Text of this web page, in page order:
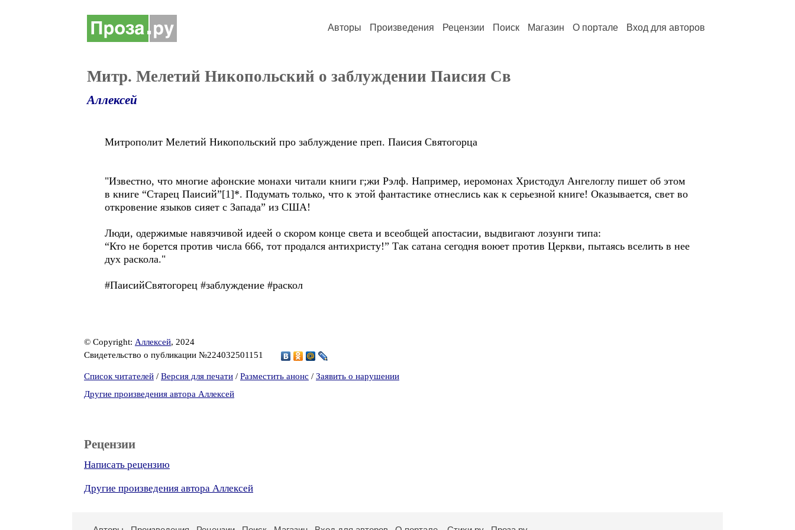
Авторы Произведения Рецензии Поиск Магазин О портале Вход для авторов
Митр. Мелетий Никопольский о заблуждении Паисия Св
Аллексей
Митрополит Мелетий Никопольский про заблуждение преп. Паисия Святогорца
"Известно, что многие афонские монахи читали книги г;жи Рэлф. Например, иеромонах Христодул Ангелоглу пишет об этом
в книге “Старец Паисий”[1]*. Подумать только, что к этой фантастике отнеслись как к серьезной книге! Оказывается, свет во
откровение языков сияет с Запада” из США!
Люди, одержимые навязчивой идеей о скором конце света и всеобщей апостасии, выдвигают лозунги типа:
“Кто не борется против числа 666, тот продался антихристу!” Так сатана сегодня воюет против Церкви, пытаясь вселить в нее
дух раскола."
#ПаисийСвятогорец #заблуждение #раскол
© Copyright: Аллексей, 2024
Свидетельство о публикации №224032501151
Список читателей / Версия для печати / Разместить анонс / Заявить о нарушении
Другие произведения автора Аллексей
Рецензии
Написать рецензию
Другие произведения автора Аллексей